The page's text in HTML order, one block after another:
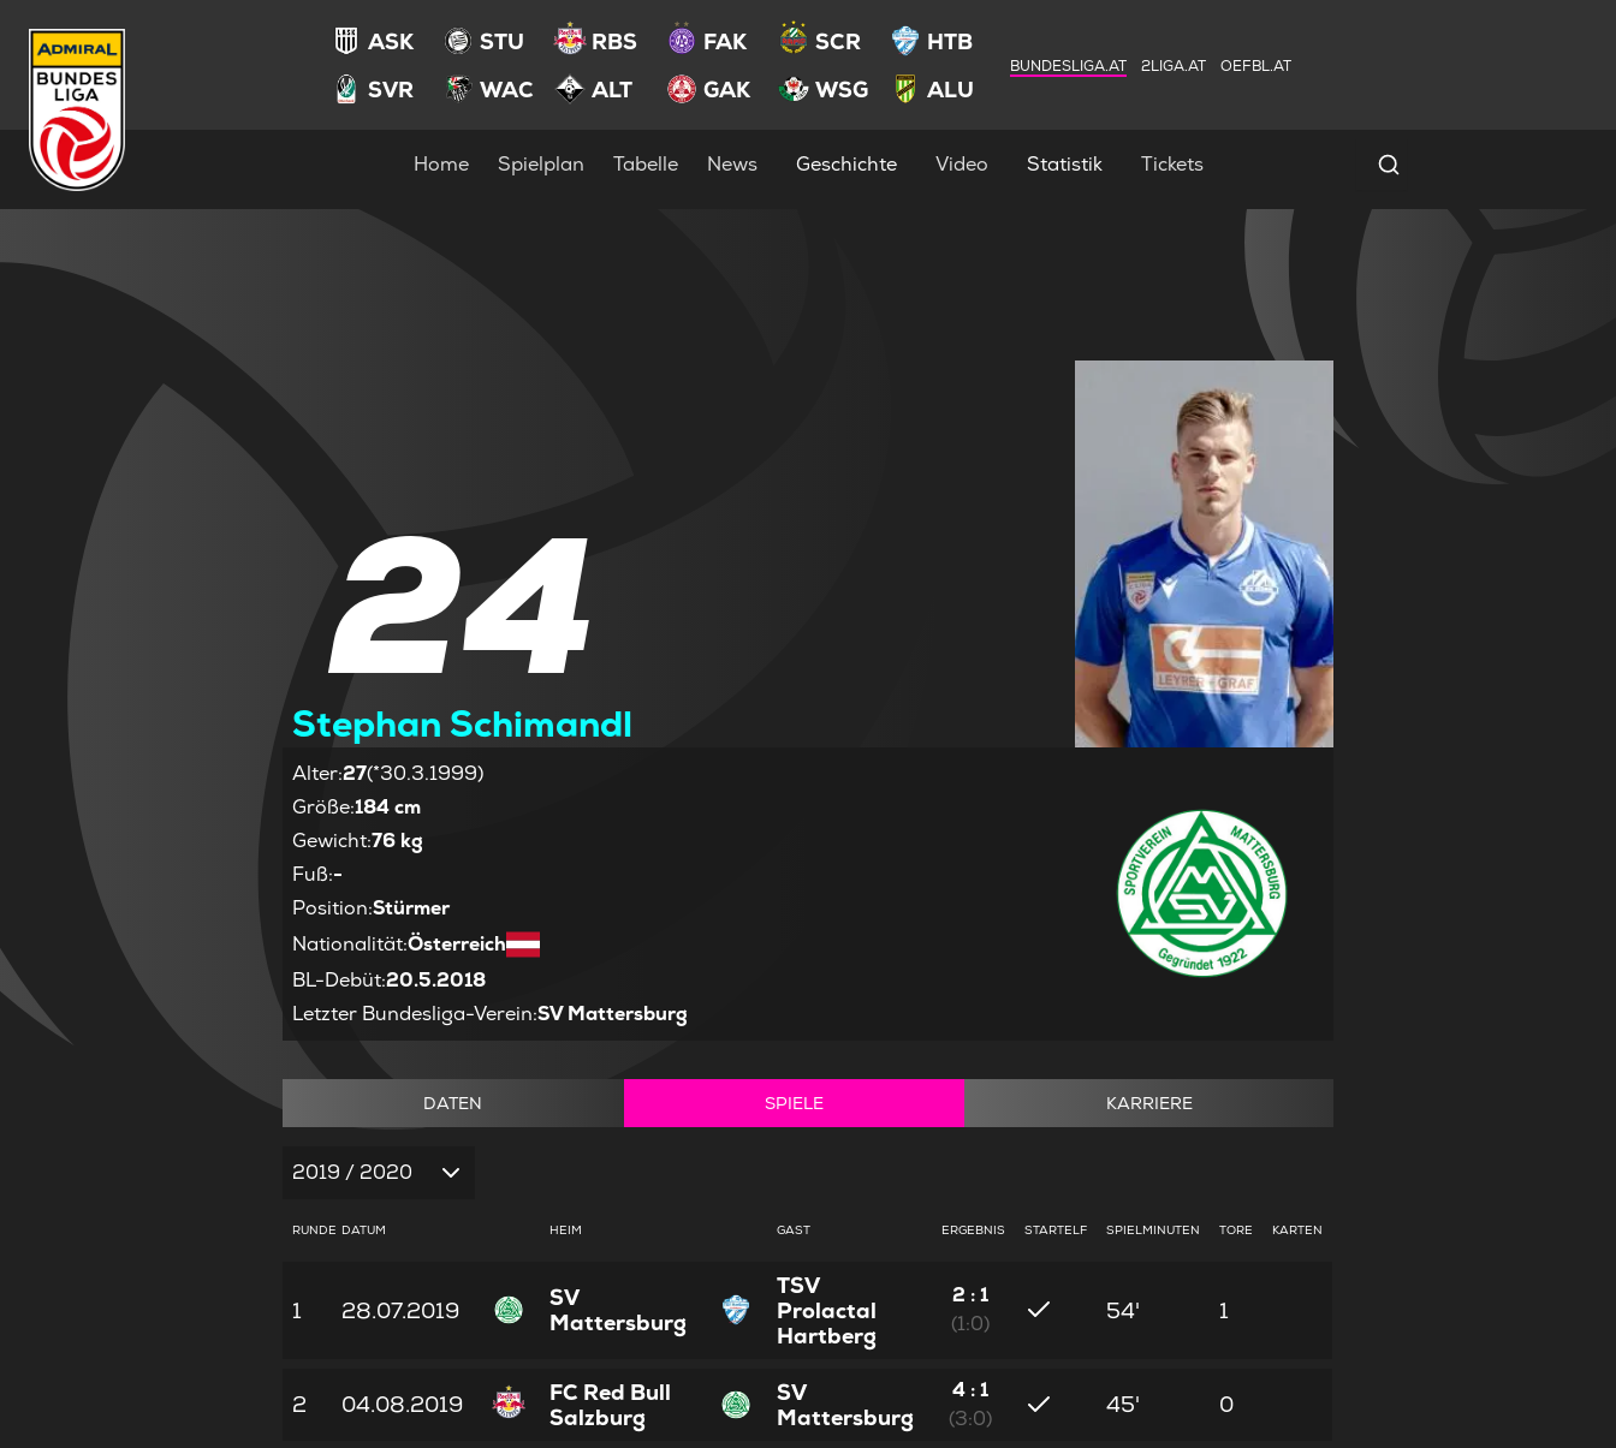
ASK STU RBS FAK SCR
HTB
SVR
WAC ALT GAK WSG ALU
BUNDESLIGA.AT 2LIGA.AT OEFBL.AT
Home Spielplan Tabelle News Geschichte Video Statistik Tickets Spielersuche
24
Stephan Schimandl
Alter:27(*30.3.1999)
Größe:184 cm
Gewicht:76 kg
Fuß:-
Position:Stürmer
Nationalität:Österreich
BL-Debüt:20.5.2018
Letzter Bundesliga-Verein:SV Mattersburg
DATEN SPIELE KARRIERE
2019 / 2020
RUNDE DATUM HEIM GAST ERGEBNIS STARTELF SPIELMINUTEN TORE KARTEN
1 28.07.2019
SV
Mattersburg
TSV
Prolactal
Hartberg
2 : 1
(1:0)
54' 1
2 04.08.2019
FC Red Bull
Salzburg
SV
Mattersburg
4 : 1
(3:0)
45' 0